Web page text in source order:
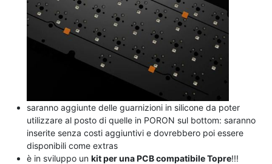
saranno aggiunte delle guarnizioni in silicone da poter
utilizzare al posto di quelle in PORON sul bottom: saranno
inserite senza costi aggiuntivi e dovrebbero poi essere
disponibili come extras
è in sviluppo un kit per una PCB compatibile Topre!!!